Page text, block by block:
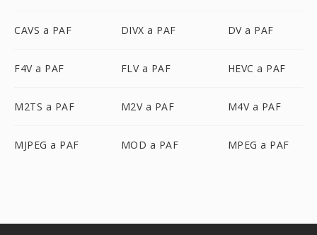
CAVS a PAF DIVX a PAF DV a PAF
F4V a PAF FLV a PAF HEVC a PAF
M2TS a PAF M2V a PAF M4V a PAF
MJPEG a PAF MOD a PAF MPEG a PAF